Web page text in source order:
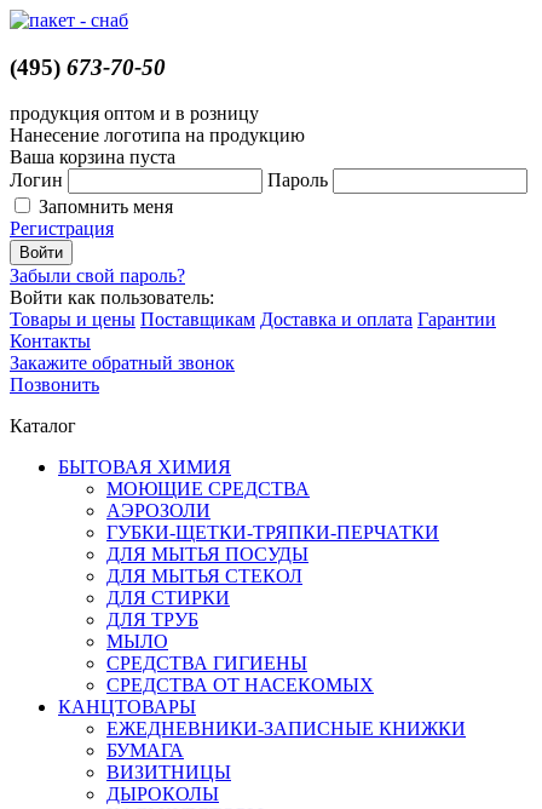
(495) 673-70-50
продукция оптом и в розницу
Нанесение логотипа на продукцию
Ваша корзина пуста
Логин
Пароль
Запомнить меня
Регистрация
Забыли свой пароль?
Войти как пользователь:
Товары и цены Поставщикам Доставка и оплата Гарантии
Контакты
Закажите обратный звонок
Позвонить
Каталог
БЫТОВАЯ ХИМИЯ
МОЮЩИЕ СРЕДСТВА
АЭРОЗОЛИ
ГУБКИ-ЩЕТКИ-ТРЯПКИ-ПЕРЧАТКИ
ДЛЯ МЫТЬЯ ПОСУДЫ
ДЛЯ МЫТЬЯ СТЕКОЛ
ДЛЯ СТИРКИ
ДЛЯ ТРУБ
МЫЛО
СРЕДСТВА ГИГИЕНЫ
СРЕДСТВА ОТ НАСЕКОМЫХ
КАНЦТОВАРЫ
ЕЖЕДНЕВНИКИ-ЗАПИСНЫЕ КНИЖКИ
БУМАГА
ВИЗИТНИЦЫ
ДЫРОКОЛЫ